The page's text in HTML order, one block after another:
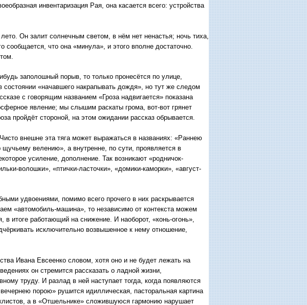
инвентаризация Рая, она касается всего: устройства
Он залит солнечным светом, в нём нет ненастья; ночь тиха,
что она «минула», и этого вполне достаточно.
заполошный порыв, то только пронесётся по улице,
состоянии «начавшего накрапывать дождя», но тут же следом
с говорящим названием «Гроза надвигается» показана
явление; мы слышим раскаты грома, вот-вот грянет
пройдёт стороной, на этом ожидании рассказ обрывается.
внешне эта тяга может выражаться в названиях: «Раннею
велению», а внутренне, по сути, проявляется в
усиление, дополнение. Так возникают «родничок-
волошки», «птички-ласточки», «домики-каморки», «август-
удвоениями, помимо всего прочего в них раскрывается
«автомобиль-машина», то независимо от контекста можем
в итоге работающий на снижение. И наоборот, «конь-огонь»,
исключительно возвышенное к нему отношение,
Ивана Евсеенко словом, хотя оно и не будет лежать на
он стремится рассказать о ладной жизни,
труду. И разлад в ней наступает тогда, когда появляются
порою» рушится идиллическая, пасторальная картина
а в «Отшельнике» сложившуюся гармонию нарушает